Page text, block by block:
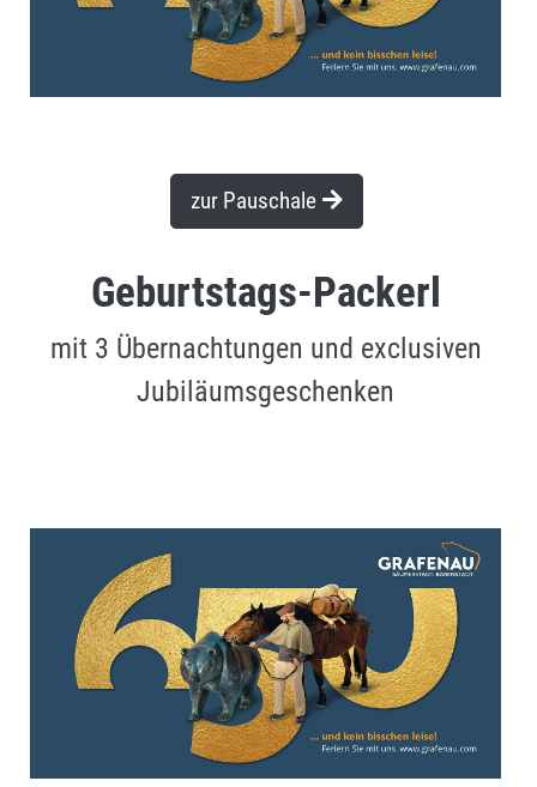
zur Pauschale
Geburtstags-Packerl
mit 3 Übernachtungen und exclusiven
Jubiläumsgeschenken